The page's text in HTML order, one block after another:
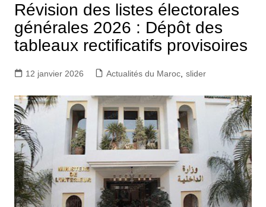
Révision des listes électorales
générales 2026 : Dépôt des
tableaux rectificatifs provisoires
12 janvier 2026 Actualités du Maroc, slider